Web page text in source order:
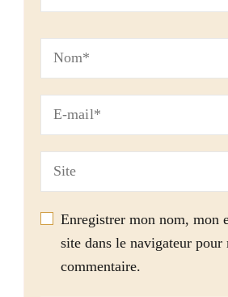
Enregistrer mon nom, mon
site dans le navigateur pour
commentaire.